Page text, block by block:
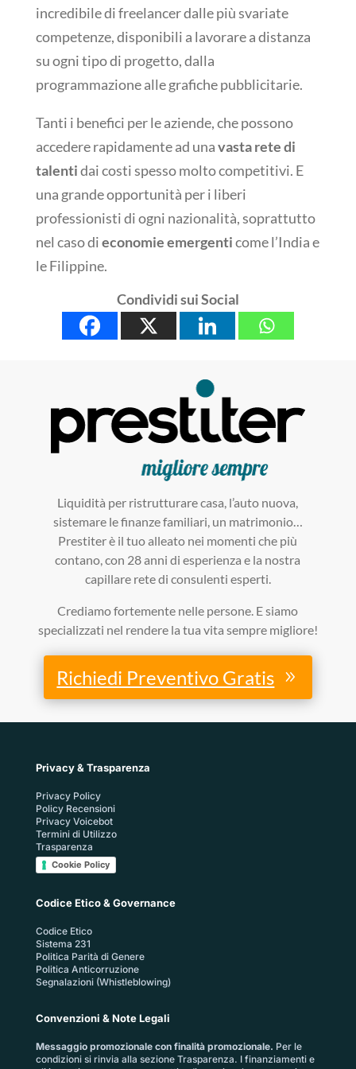
incredibile di freelancer dalle più svariate
competenze, disponibili a lavorare a distanza
su ogni tipo di progetto, dalla
programmazione alle grafiche pubblicitarie.
Tanti i benefici per le aziende, che possono
accedere rapidamente ad unavasta rete di
talentidai costi spesso molto competitivi. E
una grande opportunità per i liberi
professionisti di ogni nazionalità, soprattutto
nel caso dieconomie emergenticome l’India e
le Filippine.
Condividi sui Social
Liquidità per ristrutturare casa, l’auto nuova,
sistemare le finanze familiari, un matrimonio…
Prestiter è il tuo alleato nei momenti che più
contano, con 28 anni di esperienza e la nostra
capillare rete di consulenti esperti.
Crediamo fortemente nelle persone. E siamo
specializzati nel rendere la tua vita sempre migliore!
Richiedi Preventivo Gratis
Privacy & Trasparenza
Privacy Policy
Policy Recensioni
Privacy Voicebot
Termini di Utilizzo
Trasparenza
Cookie Policy
Codice Etico & Governance
Codice Etico
Sistema 231
Politica Parità di Genere
Politica Anticorruzione
Segnalazioni (Whistleblowing)
Convenzioni & Note Legali
Messaggio promozionale con finalità promozionale. Per le
condizioni si rinvia alla sezione Trasparenza. I finanziamenti e